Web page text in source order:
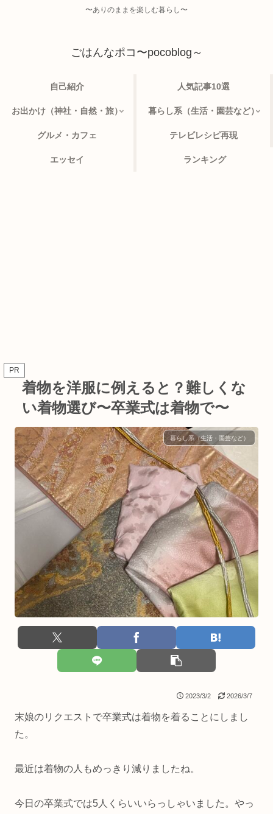
〜ありのままを楽しむ暮らし〜
ごはんなポコ〜pocoblog～
自己紹介 人気記事10選
お出かけ（神社・自然・旅） 暮らし系（生活・園芸など）
グルメ・カフェ テレビレシピ再現
エッセイ ランキング
PR
着物を洋服に例えると？難しくな
い着物選び〜卒業式は着物で〜
暮らし系（生活・園芸など）
2023/3/2 2026/3/7
末娘のリクエストで卒業式は着物を着ることにしまし
た。
最近は着物の人もめっきり減りましたね。
今日の卒業式では5人くらいいらっしゃいました。やっ